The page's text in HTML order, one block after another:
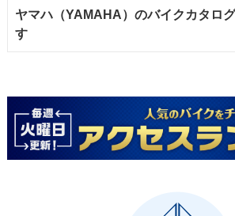
ヤマハ（YAMAHA）のバイクカタロ
す